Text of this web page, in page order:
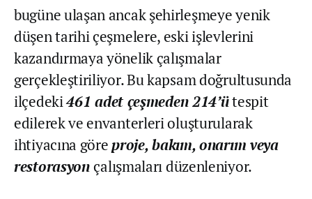
bugüne ulaşan ancak şehirleşmeye yenik
düşen tarihi çeşmelere, eski işlevlerini
kazandırmaya yönelik çalışmalar
gerçekleştiriliyor. Bu kapsam doğrultusunda
ilçedeki461 adet çeşmeden 214’ütespit
edilerek ve envanterleri oluşturularak
ihtiyacına göreproje, bakım, onarım veya
restorasyonçalışmaları düzenleniyor.